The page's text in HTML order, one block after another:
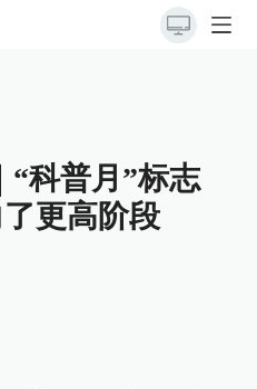
“科普月”标志
更高阶段